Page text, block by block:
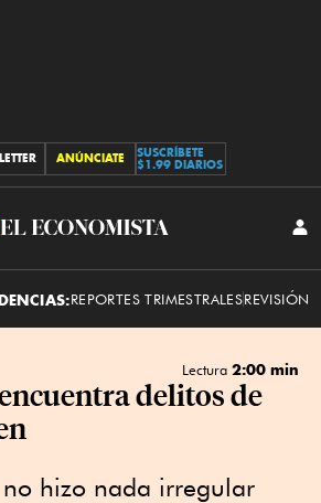
ANÚNCIATE
SUSCRÍBETE
$1.99 DIARIOS
El
REPORTES TRIMESTRALESREVISIÓN
Lectura 2:00 min
delitos de
hizo nada irregular